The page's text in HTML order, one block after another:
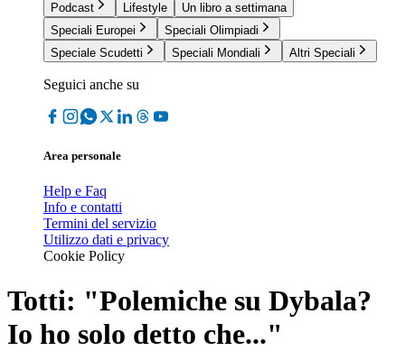
Podcast
Lifestyle
Un libro a settimana
Speciali Europei
Speciali Olimpiadi
Speciale Scudetti
Speciali Mondiali Altri Speciali
Seguici anche su
Area personale
Help e Faq
Info e contatti
Termini del servizio
Utilizzo dati e privacy
Cookie Policy
Totti: "Polemiche su Dybala?
Io ho solo detto che..."